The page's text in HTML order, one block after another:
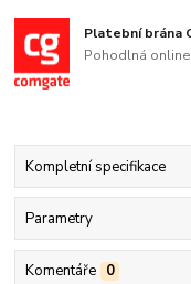
Platební brána
Pohodlná
Kompletní specifikace
Parametry
Komentáře 0